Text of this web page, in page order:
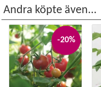
Förodlas: Feb-mars
Blomning/skörd:Juli-okt
Plantavstånd:45 cm
Radavstånd:60 cm
Höjd:100 cm
Livslängd:
Läge:Sol
Antal frö:4
Räcker till:2-3 plantor
Andra köpte även...
-20%